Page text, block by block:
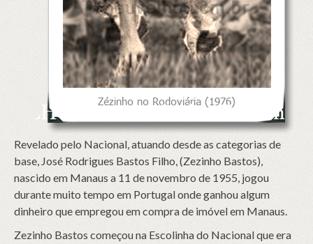
Revelado pelo Nacional, atuando desde as categorias de
base, José Rodrigues Bastos Filho, (Zezinho Bastos),
nascido em Manaus a 11 de novembro de 1955, jogou
durante muito tempo em Portugal onde ganhou algum
dinheiro que empregou em compra de imóvel em Manaus.
Zezinho Bastos começou na Escolinha do Nacional que era